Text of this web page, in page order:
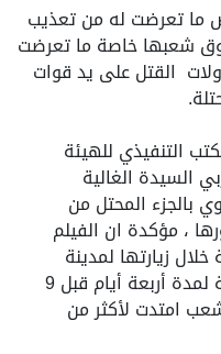
ما تعرضت له من تعذيب
شعبها خاصة ما تعرضت
القتل على يد قوات
التنفيذي للهيئة
السيدة الغالية
بالجزء المحتل من
، مؤكدة ان الفيلم
زيارتها لمدينة
العيون المحتلة في الصحراء الغربية لمدة أربعة أيام قبل 9
امتدت لأكثر من